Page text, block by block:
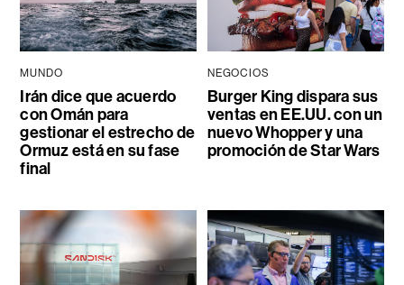
MUNDO
Irán dice que acuerdo
con Omán para
gestionar el estrecho de
Ormuz está en su fase
final
NEGOCIOS
Burger King dispara sus
ventas en EE.UU. con un
nuevo Whopper y una
promoción de Star Wars